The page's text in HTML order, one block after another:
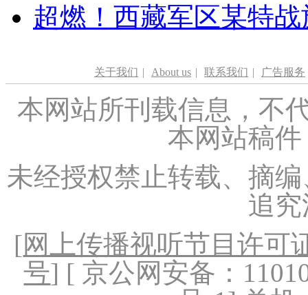
超燃！西藏军区某特
关于我们 | About us | 联系我们 | 广告服务
本网站所刊载信息，不
本网站稿
未经授权禁止转载、摘
追
[网上传播视听节目许可
号] [ 京公网安备：